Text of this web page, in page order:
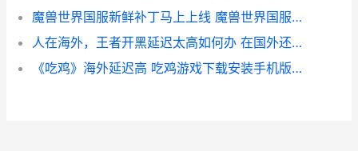
魔兽世界国服新鲜补丁马上上线 魔兽世界国服各版本更新时间
人在海外，王者开黑延迟太高如何办 在国外还能打王者吗
《吃鸡》海外延迟高 吃鸡游戏下载安装手机版外国版